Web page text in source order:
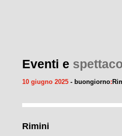
Eventi e
10 giugno 2025- buongiorno:
Rimini